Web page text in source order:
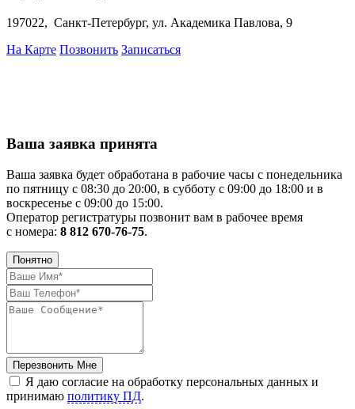
197022, Санкт-Петербург, ул. Академика Павлова, 9
На Карте Позвонить Записаться
Ваша заявка принята
Ваша заявка будет обработана в рабочие часы с понедельника
по пятницу с 08:30 до 20:00, в субботу с 09:00 до 18:00 и в
воскресенье с 09:00 до 15:00.
Оператор регистратуры позвонит вам в рабочее время
с номера: 8 812 670-76-75.
Понятно
Перезвонить Мне
Я даю согласие на обработку персональных данных и
принимаю политику ПД.